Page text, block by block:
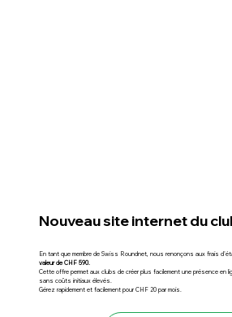
Nouveau site internet du
En tant que membre de Swiss Roundnet, nous renonçons aux frais
valeur de CHF 590.
Cette offre permet aux clubs de créer plus facilement une présence en
sans coûts initiaux élevés.
Gérez rapidement et facilement pour CHF 20 par mois.